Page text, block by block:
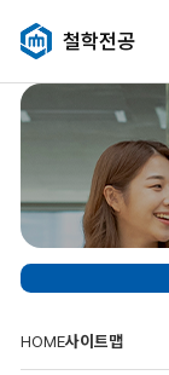
철학전공
HOME사이트맵